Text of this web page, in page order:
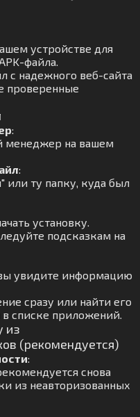
устройстве для
файла.
с надежного веб-сайта
проверенные
:
менеджер на вашем
:
или ту папку, куда был
установку.
подсказкам на
увидите информацию
сразу или найти его
списке приложений.
из
(рекомендуется)
:
снова
из неавторизованных